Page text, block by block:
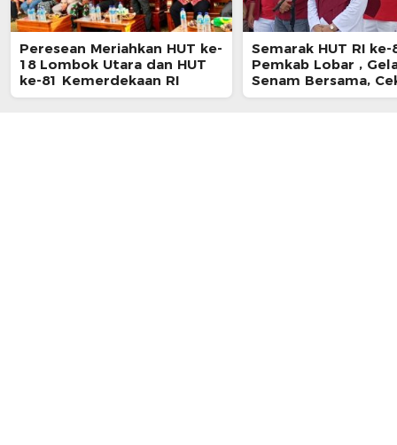
Peresean Meriahkan HUT ke-
18 Lombok Utara dan HUT
ke-81 Kemerdekaan RI
Semarak HUT RI ke-
Pemkab Lobar ,
Senam Bersama,
Kesehatan Gratis